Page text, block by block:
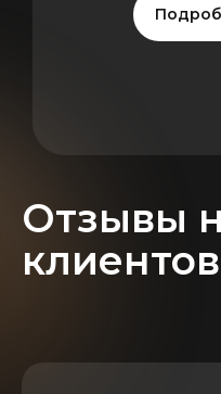
Отзывы
клиентов